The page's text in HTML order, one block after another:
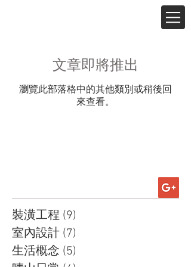
文章即將推出
瀏覽此部落格中的其他類別或稍後回
來查看。
裝潢工程 (9)
室內設計 (7)
生活概念 (5)